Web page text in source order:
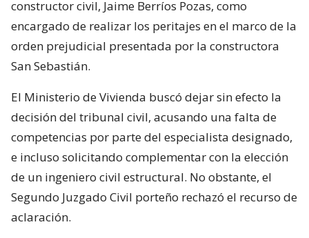
constructor civil, Jaime Berríos Pozas, como
encargado de realizar los peritajes en el marco de la
orden prejudicial presentada por la constructora
San Sebastián.
El Ministerio de Vivienda buscó dejar sin efecto la
decisión del tribunal civil, acusando una falta de
competencias por parte del especialista designado,
e incluso solicitando complementar con la elección
de un ingeniero civil estructural. No obstante, el
Segundo Juzgado Civil porteño rechazó el recurso de
aclaración.